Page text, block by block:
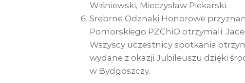
Wiśniewski, Mieczysław Piekarski.
Srebrne Odznaki Honorowe
Pomorskiego PZChiO otrzymali:
Wszyscy uczestnicy spotkania
wydane z okazji Jubileuszu dzięki
w Bydgoszczy.